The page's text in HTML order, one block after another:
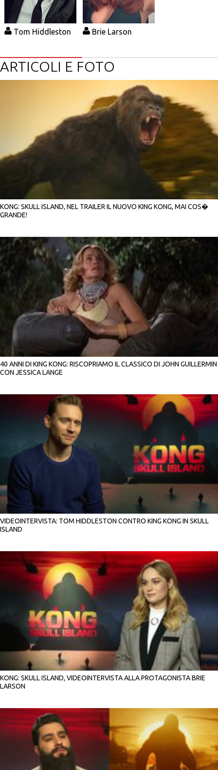
Tom Hiddleston Brie Larson
ARTICOLI E FOTO
KONG: SKULL ISLAND, NEL TRAILER IL NUOVO KING KONG, MAI COS�
GRANDE!
40 ANNI DI KING KONG: RISCOPRIAMO IL CLASSICO DI JOHN GUILLERMIN
CON JESSICA LANGE
VIDEOINTERVISTA: TOM HIDDLESTON CONTRO KING KONG IN SKULL
ISLAND
KONG: SKULL ISLAND, VIDEOINTERVISTA ALLA PROTAGONISTA BRIE
LARSON